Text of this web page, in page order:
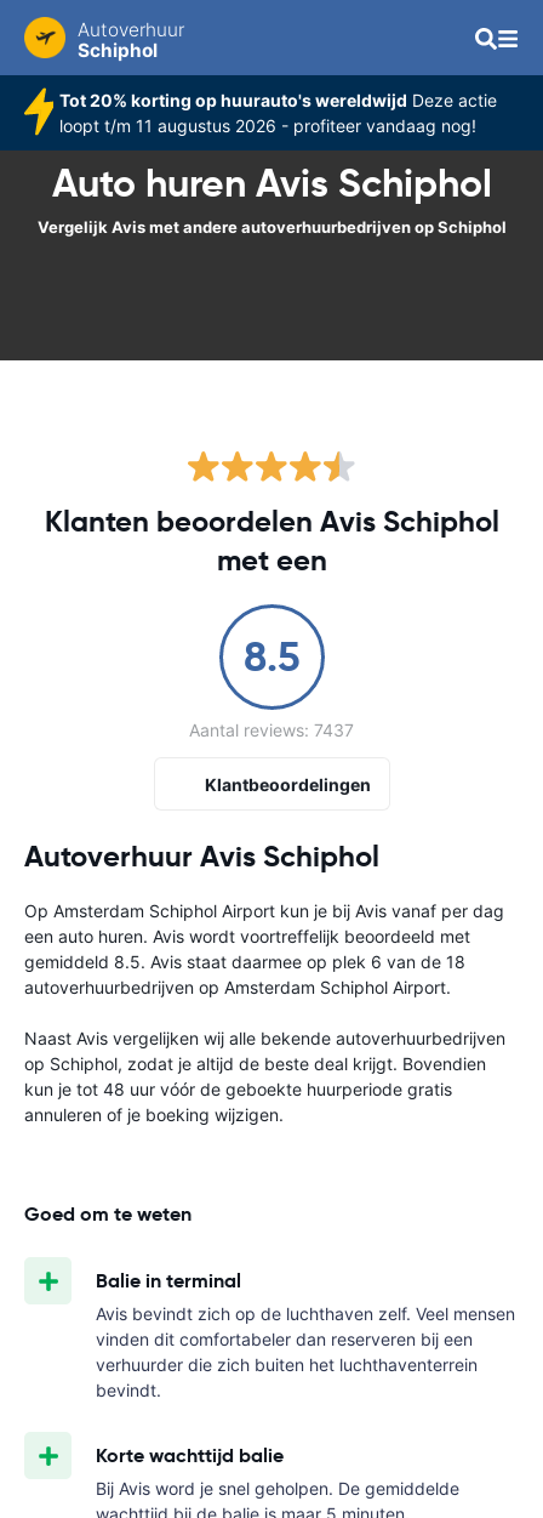
Autoverhuur
Schiphol
Tot 20% korting op huurauto's wereldwijd Deze actie
loopt t/m 11 augustus 2026 - profiteer vandaag nog!
Auto huren Avis Schiphol
Vergelijk Avis met andere autoverhuurbedrijven op Schiphol
Autoverhuur Avis Schiphol
Op Amsterdam Schiphol Airport kun je bij Avis vanaf per dag
een auto huren. Avis wordt voortreffelijk beoordeeld met
gemiddeld 8.5. Avis staat daarmee op plek 6 van de 18
autoverhuurbedrijven op Amsterdam Schiphol Airport.
Naast Avis vergelijken wij alle bekende autoverhuurbedrijven
op Schiphol, zodat je altijd de beste deal krijgt. Bovendien
kun je tot 48 uur vóór de geboekte huurperiode gratis
annuleren of je boeking wijzigen.
Goed om te weten
Balie in terminal
Avis bevindt zich op de luchthaven zelf. Veel mensen
vinden dit comfortabeler dan reserveren bij een
verhuurder die zich buiten het luchthaventerrein
bevindt.
Korte wachttijd balie
Bij Avis word je snel geholpen. De gemiddelde
wachttijd bij de balie is maar 5 minuten.
Klanten beoordelen Avis Schiphol
met een
8.5
Aantal reviews: 7437
Klantbeoordelingen